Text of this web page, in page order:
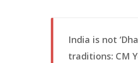
India is not
traditions: CM